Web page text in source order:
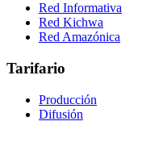
Red Informativa
Red Kichwa
Red Amazónica
Tarifario
Producción
Difusión